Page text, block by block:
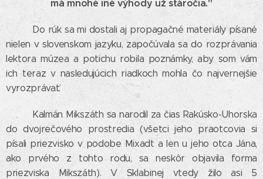
má mnohé iné výhody už stáročia."
Do rúk sa mi dostali aj propagačné materiály písané
nielen v slovenskom jazyku, započúvala sa do rozprávania
lektora múzea a potichu robila poznámky, aby som vám
ich teraz v nasledujúcich riadkoch mohla čo najvernejšie
vyrozprávať.
Kalmán Mikszáth sa narodil za čias Rakúsko-Uhorska
do dvojrečového prostredia (všetci jeho praotcovia si
písali priezvisko v podobe Mixadt a len u jeho otca Jána,
ako prvého z tohto rodu, sa neskôr objavila forma
priezviska Mikszáth). V Sklabinej vtedy žilo asi 5